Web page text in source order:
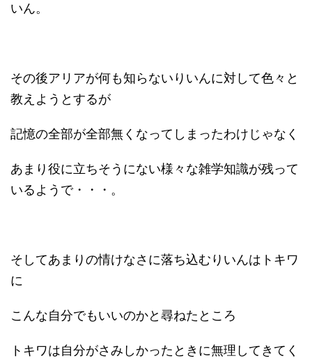
いん。
その後アリアが何も知らないりいんに対して色々と
教えようとするが
記憶の全部が全部無くなってしまったわけじゃなく
あまり役に立ちそうにない様々な雑学知識が残って
いるようで・・・。
そしてあまりの情けなさに落ち込むりいんはトキワ
に
こんな自分でもいいのかと尋ねたところ
トキワは自分がさみしかったときに無理してきてく